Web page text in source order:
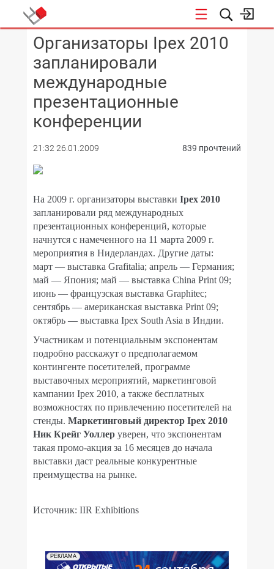
КОНФЕРЕНЦИИ
Организаторы Ipex 2010
запланировали
международные
презентационные
конференции
21:32 26.01.2009 839 прочтений
На 2009 г. организаторы выставки Ipex 2010
запланировали ряд международных
презентационных конференций, которые
начнутся с намеченного на 11 марта 2009 г.
мероприятия в Нидерландах. Другие даты:
март — выставка Grafitalia; апрель — Германия;
май — Япония; май — выставка China Print 09;
июнь — французская выставка Graphitec;
сентябрь — американская выставка Print 09;
октябрь — выставка Ipex South Asia в Индии.
Участникам и потенциальным экспонентам
подробно расскажут о предполагаемом
контингенте посетителей, программе
выставочных мероприятий, маркетинговой
кампании Ipex 2010, а также бесплатных
возможностях по привлечению посетителей на
стенды. Маркетинговый директор Ipex 2010
Ник Крейг Уоллер уверен, что экспонентам
такая промо-акция за 16 месяцев до начала
выставки даст реальные конкурентные
преимущества на рынке.
Источник: IIR Exhibitions
РЕКЛАМА